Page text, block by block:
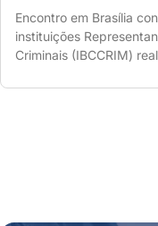
Encontro em Brasília
instituições
Criminais (IBCCRIM)